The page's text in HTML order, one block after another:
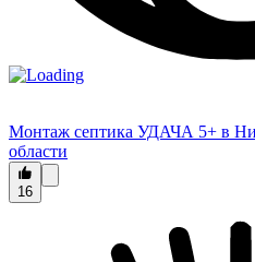
Монтаж септика УДАЧА 5+ в
области
16